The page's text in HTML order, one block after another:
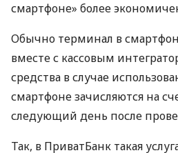
смартфоне» более
Обычно терминал в
вместе с кассовым
средства в случае
смартфоне зачисляются на
следующий день после
Так, в ПриватБанк такая